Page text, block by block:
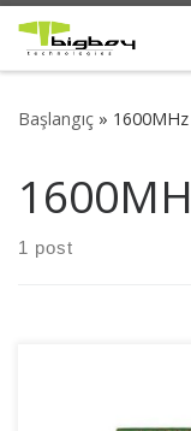
Skip to content
Başlangıç »
1 post